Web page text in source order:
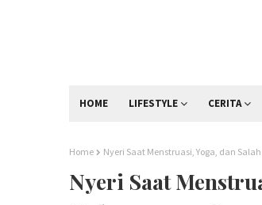
HOME LIFESTYLE CERITA
Home Nyeri Saat Menstruasi, Yoga, dan
Nyeri Saat